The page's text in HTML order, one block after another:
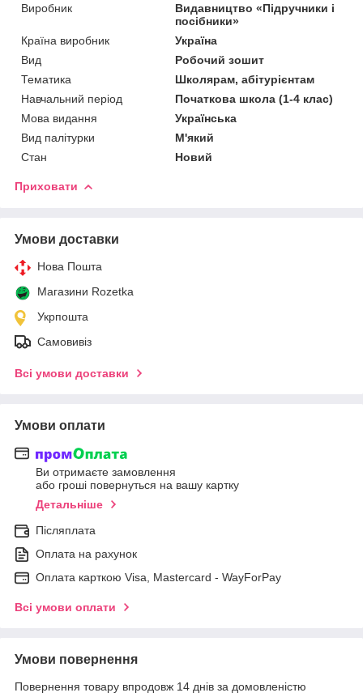
Виробник
Видавництво «Підручники і
посібники»
Країна виробник
Україна
Вид
Робочий зошит
Тематика
Школярам, абітурієнтам
Навчальний період
Початкова школа (1-4 клас)
Мова видання
Українська
Вид палітурки
М'який
Стан
Новий
Приховати
Умови доставки
Нова Пошта
Магазини Rozetka
Укрпошта
Самовивіз
Всі умови доставки
Умови оплати
Ви отримаєте замовлення
або гроші повернуться на вашу картку
Детальніше
Післяплата
Оплата на рахунок
Оплата карткою Visa, Mastercard - WayForPay
Всі умови оплати
Умови повернення
Повернення товару впродовж 14 днів за домовленістю